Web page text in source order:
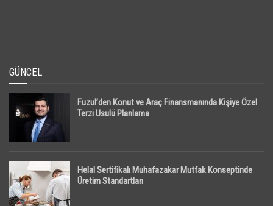
GÜNCEL
Fuzul’den Konut ve Araç Finansmanında Kişiye Özel
Terzi Usulü Planlama
Helal Sertifikalı Muhafazakar Mutfak Konseptinde
Üretim Standartları